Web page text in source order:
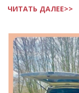
ЧИТАТЬ ДАЛЕЕ>>